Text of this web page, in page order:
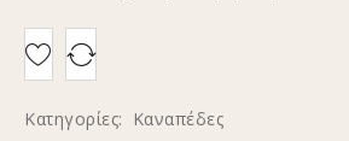
Κατηγορίες: Καναπέδες